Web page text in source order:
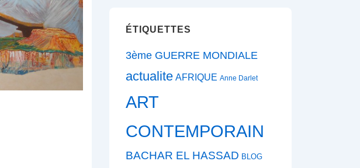
ÉTIQUETTES
3ème GUERRE MONDIALE
actualite AFRIQUE Anne Darlet
ART
CONTEMPORAIN
BACHAR EL HASSAD BLOG